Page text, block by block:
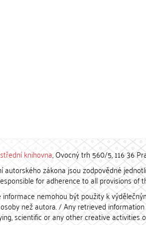
knihovna, Ovocný trh 560/5, 116 36
autorského zákona jsou zodpovědné
for adherence to all provisions of
informace nemohou být použity k
než autora. / Any retrieved
scientific or any other creative activities